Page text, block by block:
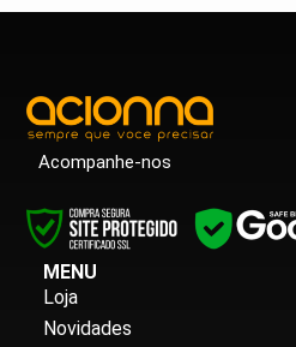
Acompanhe-nos
MENU
Loja
Novidades